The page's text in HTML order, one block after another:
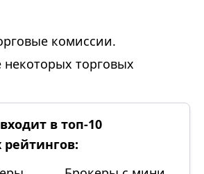
комиссии.
некоторых торговых
в топ-10